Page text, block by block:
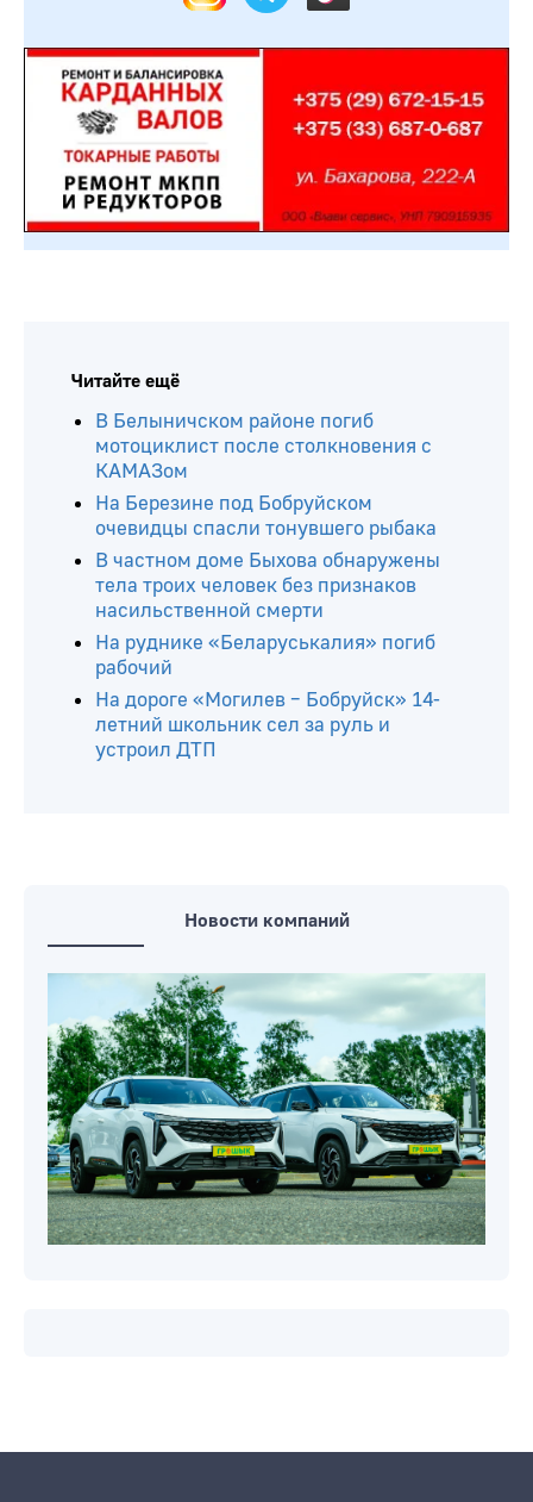
Читайте ещё
В Белыничском районе погиб
мотоциклист после столкновения с
КАМАЗом
На Березине под Бобруйском
очевидцы спасли тонувшего рыбака
В частном доме Быхова обнаружены
тела троих человек без признаков
насильственной смерти
На руднике «Беларуськалия» погиб
рабочий
На дороге «Могилев – Бобруйск» 14-
летний школьник сел за руль и
устроил ДТП
Новости компаний